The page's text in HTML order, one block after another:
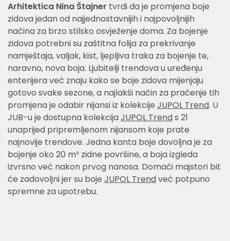
Arhitektica Nina Štajner tvrdi da je promjena boje
zidova jedan od najjednostavnijih i najpovoljnijih
načina za brzo stilsko osvježenje doma. Za bojenje
zidova potrebni su zaštitna folija za prekrivanje
namještaja, valjak, kist, ljepljiva traka za bojenje te,
naravno, nova boja. Ljubitelji trendova u uređenju
enterijera već znaju kako se boje zidova mijenjaju
gotovo svake sezone, a najlakši način za praćenje tih
promjena je odabir nijansi iz kolekcije JUPOL Trend. U
JUB-u je dostupna kolekcija JUPOL Trend s 21
unaprijed pripremljenom nijansom koje prate
najnovije trendove. Jedna kanta boje dovoljna je za
bojenje oko 20 m² zidne površine, a boja izgleda
izvrsno već nakon prvog nanosa. Domaći majstori bit
će zadovoljni jer su boje JUPOL Trend već potpuno
spremne za upotrebu.